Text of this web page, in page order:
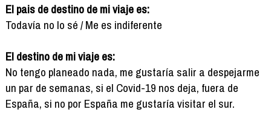
El pais de destino de mi viaje es:
Todavía no lo sé / Me es indiferente
El destino de mi viaje es:
No tengo planeado nada, me gustaría salir a despejarme
un par de semanas, si el Covid-19 nos deja, fuera de
España, si no por España me gustaría visitar el sur.